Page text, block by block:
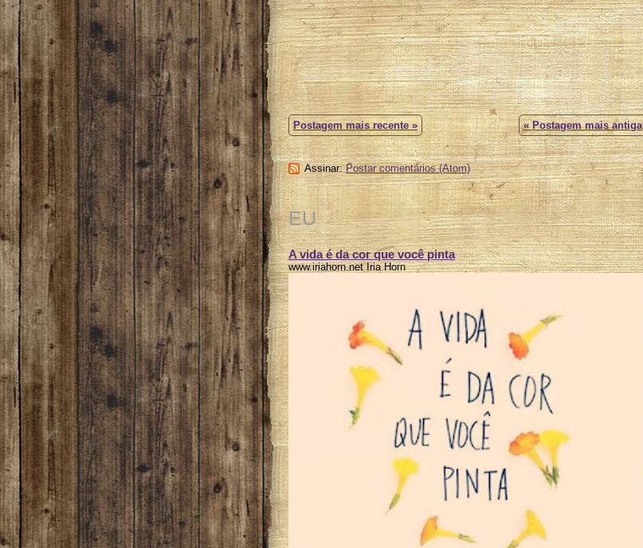
Postagem mais recente » « Postagem mais antiga
Assinar:Postar comentários (Atom)
EU
A vida é da cor que você pinta
www.iriahorn.net Iria Horn